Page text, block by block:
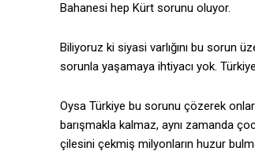
Bahanesi hep Kürt sorunu oluyor.
Biliyoruz ki siyasi varlığını bu sorun
sorunla yaşamaya ihtiyacı yok.
Oysa Türkiye bu sorunu çözerek
barışmakla kalmaz, aynı zamanda
çilesini çekmiş milyonların huzur